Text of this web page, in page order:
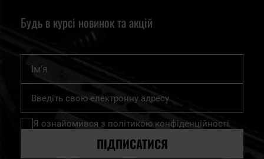
Будь в курсі новинок та акцій
Підпишіться
нашу
розсилку
Я ознайомився з політикою конфіденційності
ПІДПИСАТИСЯ